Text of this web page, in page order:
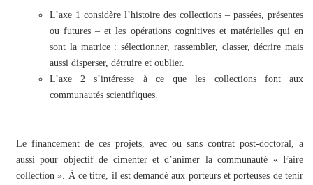
L’axe 1 considère l’histoire des collections – passées, présentes
ou futures – et les opérations cognitives et matérielles qui en
sont la matrice : sélectionner, rassembler, classer, décrire mais
aussi disperser, détruire et oublier.
L’axe 2 s’intéresse à ce que les collections font aux
communautés scientifiques.
Le financement de ces projets, avec ou sans contrat post-doctoral, a
aussi pour objectif de cimenter et d’animer la communauté « Faire
collection ». À ce titre, il est demandé aux porteurs et porteuses de tenir